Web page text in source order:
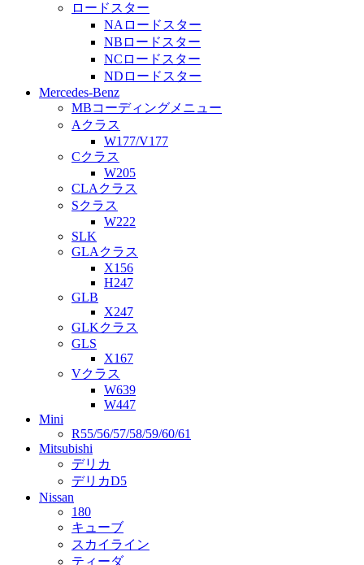
ロードスター
NAロードスター
NBロードスター
NCロードスター
NDロードスター
Mercedes-Benz
MBコーディングメニュー
Aクラス
W177/V177
Cクラス
W205
CLAクラス
Sクラス
W222
SLK
GLAクラス
X156
H247
GLB
X247
GLKクラス
GLS
X167
Vクラス
W639
W447
Mini
R55/56/57/58/59/60/61
Mitsubishi
デリカ
デリカD5
Nissan
180
キューブ
スカイライン
ティーダ